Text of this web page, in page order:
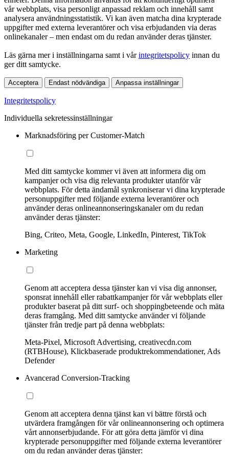
vår webbplats, visa personligt anpassad reklam och innehåll samt
analysera användningsstatistik. Vi kan även matcha dina krypterade
uppgifter med externa leverantörer och visa erbjudanden via deras
onlinekanaler – men endast om du redan använder deras tjänster.
Läs gärna mer i inställningarna samt i vårintegritetspolicy innan du
ger ditt samtycke.
Acceptera Endast nödvändiga Anpassa inställningar
Integritetspolicy
Individuella sekretessinställningar
Marknadsföring per Customer-Match
Med ditt samtycke kommer vi även att informera dig om
kampanjer och visa dig relevanta produkter utanför vår
webbplats. För detta ändamål synkroniserar vi dina krypterade
personuppgifter med följande externa leverantörer och
använder deras onlineannonseringskanaler om du redan
använder deras tjänster:
Bing, Criteo, Meta, Google, LinkedIn, Pinterest, TikTok
Marketing
Genom att acceptera dessa tjänster kan vi visa dig annonser,
sponsrat innehåll eller rabattkampanjer för vår webbplats eller
produkter baserat på ditt surf- och shoppingbeteende och mäta
deras framgång. Med ditt samtycke använder vi följande
tjänster från tredje part på denna webbplats:
Meta-Pixel, Microsoft Advertising, creativecdn.com
(RTBHouse), Klickbaserade produktrekommendationer, Ads
Defender
Avancerad Conversion-Tracking
Genom att acceptera denna tjänst kan vi bättre förstå och
utvärdera framgången för vår onlineannonsering och optimera
vårt annonserbjudande. För att göra detta jämför vi dina
krypterade personuppgifter med följande externa leverantörer
om du redan använder deras tjänster: